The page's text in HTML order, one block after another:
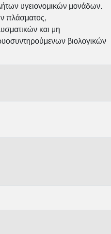
υγειονομικών μονάδων.
πλάσματος,
και μη
βιολογικών